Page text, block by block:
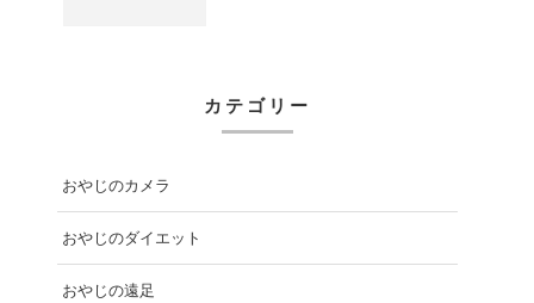
カテゴリー
おやじのカメラ
おやじのダイエット
おやじの遠足